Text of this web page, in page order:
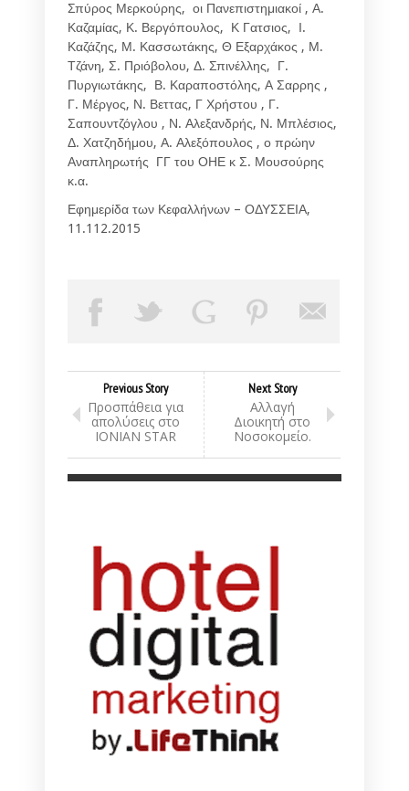
Σπύρος Μερκούρης, οι Πανεπιστημιακοί , Α.
Καζαμίας, Κ. Βεργόπουλος, Κ Γατσιος, Ι.
Καζάζης, Μ. Κασσωτάκης, Θ Εξαρχάκος , Μ.
Τζάνη, Σ. Πριόβολου, Δ. Σπινέλλης, Γ.
Πυργιωτάκης, Β. Καραποστόλης, Α Σαρρης ,
Γ. Μέργος, Ν. Βεττας, Γ Χρήστου , Γ.
Σαπουντζόγλου , Ν. Αλεξανδρής, Ν. Μπλέσιος,
Δ. Χατζηδήμου, Α. Αλεξόπουλος , ο πρώην
Αναπληρωτής ΓΓ του ΟΗΕ κ Σ. Μουσούρης
κ.α.
Εφημερίδα των Κεφαλλήνων – ΟΔΥΣΣΕΙΑ,
11.112.2015
Previous Story
Προσπάθεια για
απολύσεις στο
IONIAN STAR
Next Story
Αλλαγή
Διοικητή στο
Νοσοκομείο.